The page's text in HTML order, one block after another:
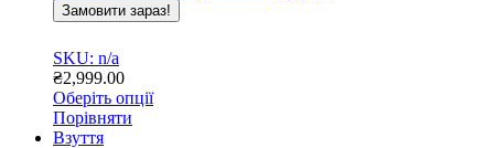
Замовити зараз!
SKU: n/a
₴2,999.00
Оберіть опції
Цей
товар
Порівняти
Взуття